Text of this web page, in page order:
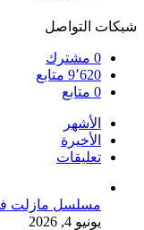
شبكات التواصل
0 مشترك
9٬620 متابع
0 متابع
الأشهر
الأخيرة
تعليقات
مسلسل مازلت في
يونيو 4, 2026